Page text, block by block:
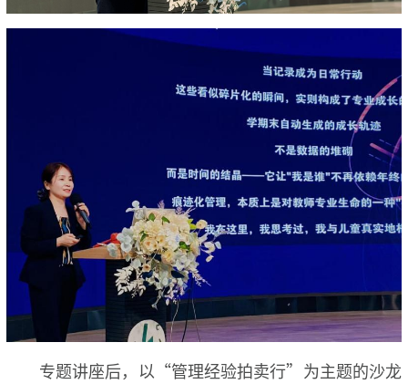
专题讲座后，以“管理经验拍卖行”为主题的沙龙